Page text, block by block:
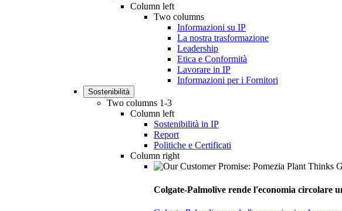
Column left
Two columns
Informazioni su IP
La nostra trasformazione
Leadership
Etica e Conformità
Lavorare in IP
Informazioni per i Fornitori
Sostenibilità
Two columns 1-3
Column left
Sostenibilità in IP
Report
Politiche e Certificati
Column right
Colgate-Palmolive rende l'economia circolare